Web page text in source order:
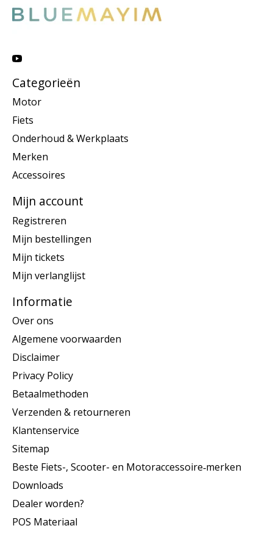
Categorieën
Motor
Fiets
Onderhoud & Werkplaats
Merken
Accessoires
Mijn account
Registreren
Mijn bestellingen
Mijn tickets
Mijn verlanglijst
Informatie
Over ons
Algemene voorwaarden
Disclaimer
Privacy Policy
Betaalmethoden
Verzenden & retourneren
Klantenservice
Sitemap
Beste Fiets-, Scooter- en Motoraccessoire‑merken
Downloads
Dealer worden?
POS Materiaal